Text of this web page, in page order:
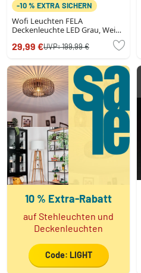
-10 % EXTRA SICHERN
Wofi Leuchten FELA
Deckenleuchte LED Grau, Weiß,
29,99 €UVP:199,99 €
10 % Extra-Rabatt
auf Stehleuchten und
Deckenleuchten
Code: LIGHT